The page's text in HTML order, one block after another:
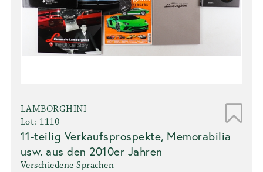
LAMBORGHINI
Lot: 1110
11-teilig Verkaufsprospekte, Memorabilia
usw. aus den 2010er Jahren
Verschiedene Sprachen